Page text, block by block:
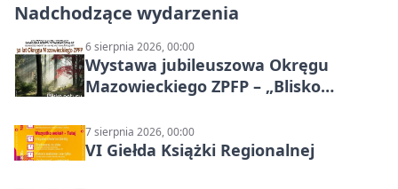
Nadchodzące wydarzenia
6 sierpnia 2026, 00:00
Wystawa jubileuszowa Okręgu
Mazowieckiego ZPFP – „Blisko
7 sierpnia 2026, 00:00
VI Giełda Książki Regionalnej